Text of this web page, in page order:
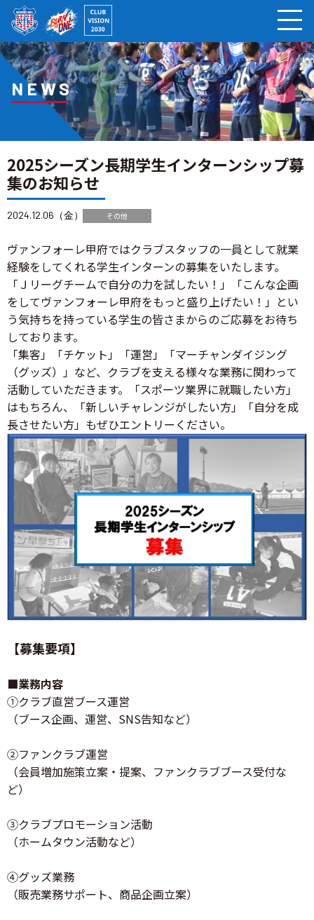
NEWS
2025シーズン長期学生インターンシップ募
集のお知らせ
2024.12.06（金） その他
ヴァンフォーレ甲府ではクラブスタッフの一員として就業
経験をしてくれる学生インターンの募集をいたします。
「Ｊリーグチームで自分の力を試したい！」「こんな企画
をしてヴァンフォーレ甲府をもっと盛り上げたい！」とい
う気持ちを持っている学生の皆さまからのご応募をお待ち
しております。
「集客」「チケット」「運営」「マーチャンダイジング
（グッズ）」など、クラブを支える様々な業務に関わって
活動していただきます。「スポーツ業界に就職したい方」
はもちろん、「新しいチャレンジがしたい方」「自分を成
長させたい方」もぜひエントリーください。
【募集要項】
■業務内容
①クラブ直営ブース運営
（ブース企画、運営、SNS告知など）
②ファンクラブ運営
（会員増加施策立案・提案、ファンクラブブース受付な
ど）
③クラブプロモーション活動
（ホームタウン活動など）
④グッズ業務
（販売業務サポート、商品企画立案）